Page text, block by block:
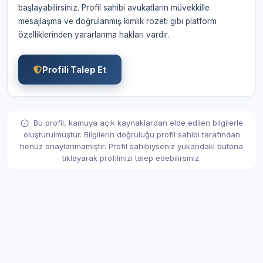
başlayabilirsiniz. Profil sahibi avukatların müvekkille
mesajlaşma ve doğrulanmış kimlik rozeti gibi platform
özelliklerinden yararlanma hakları vardır.
Profili Talep Et
Bu profil, kamuya açık kaynaklardan elde edilen bilgilerle
oluşturulmuştur. Bilgilerin doğruluğu profil sahibi tarafından
henüz onaylanmamıştır. Profil sahibiyseniz yukarıdaki butona
tıklayarak profilinizi talep edebilirsiniz.